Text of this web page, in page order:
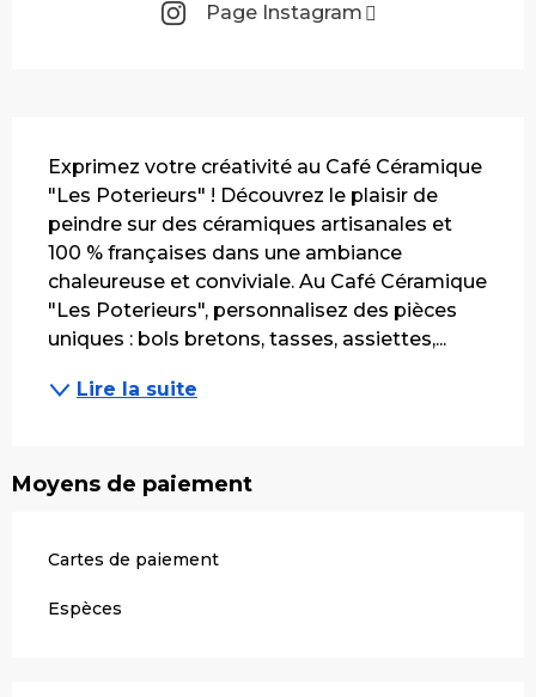
Page Instagram
Exprimez votre créativité au Café Céramique
"Les Poterieurs" ! Découvrez le plaisir de
peindre sur des céramiques artisanales et
100 % françaises dans une ambiance
chaleureuse et conviviale. Au Café Céramique
"Les Poterieurs", personnalisez des pièces
uniques : bols bretons, tasses, assiettes,...
Lire la suite
Moyens de paiement
Cartes de paiement
Espèces